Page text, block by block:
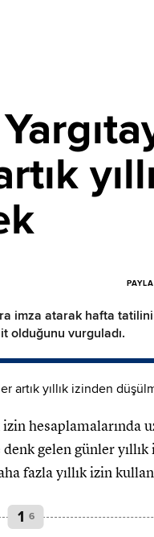
imza atarak hafta
olduğunu vurguladı.
hesaplamalarında
gelen günler
fazla yıllık izin
1 6